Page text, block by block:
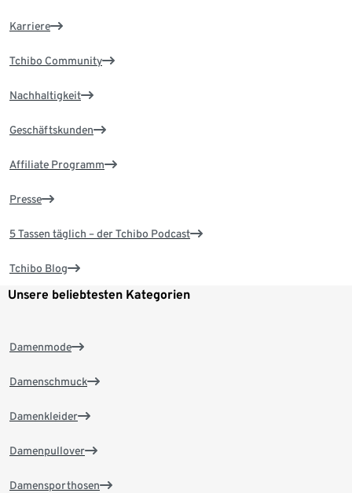
Karriere
Tchibo Community
Nachhaltigkeit
Geschäftskunden
Affiliate Programm
Presse
5 Tassen täglich – der Tchibo Podcast
Tchibo Blog
Unsere beliebtesten Kategorien
Damenmode
Damenschmuck
Damenkleider
Damenpullover
Damensporthosen